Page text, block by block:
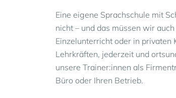
Eine eigene Sprachschule mit
nicht – und das müssen wir
Einzelunterricht oder in
Lehrkräften, jederzeit und
unsere Trainer:innen als
Büro oder Ihren Betrieb.